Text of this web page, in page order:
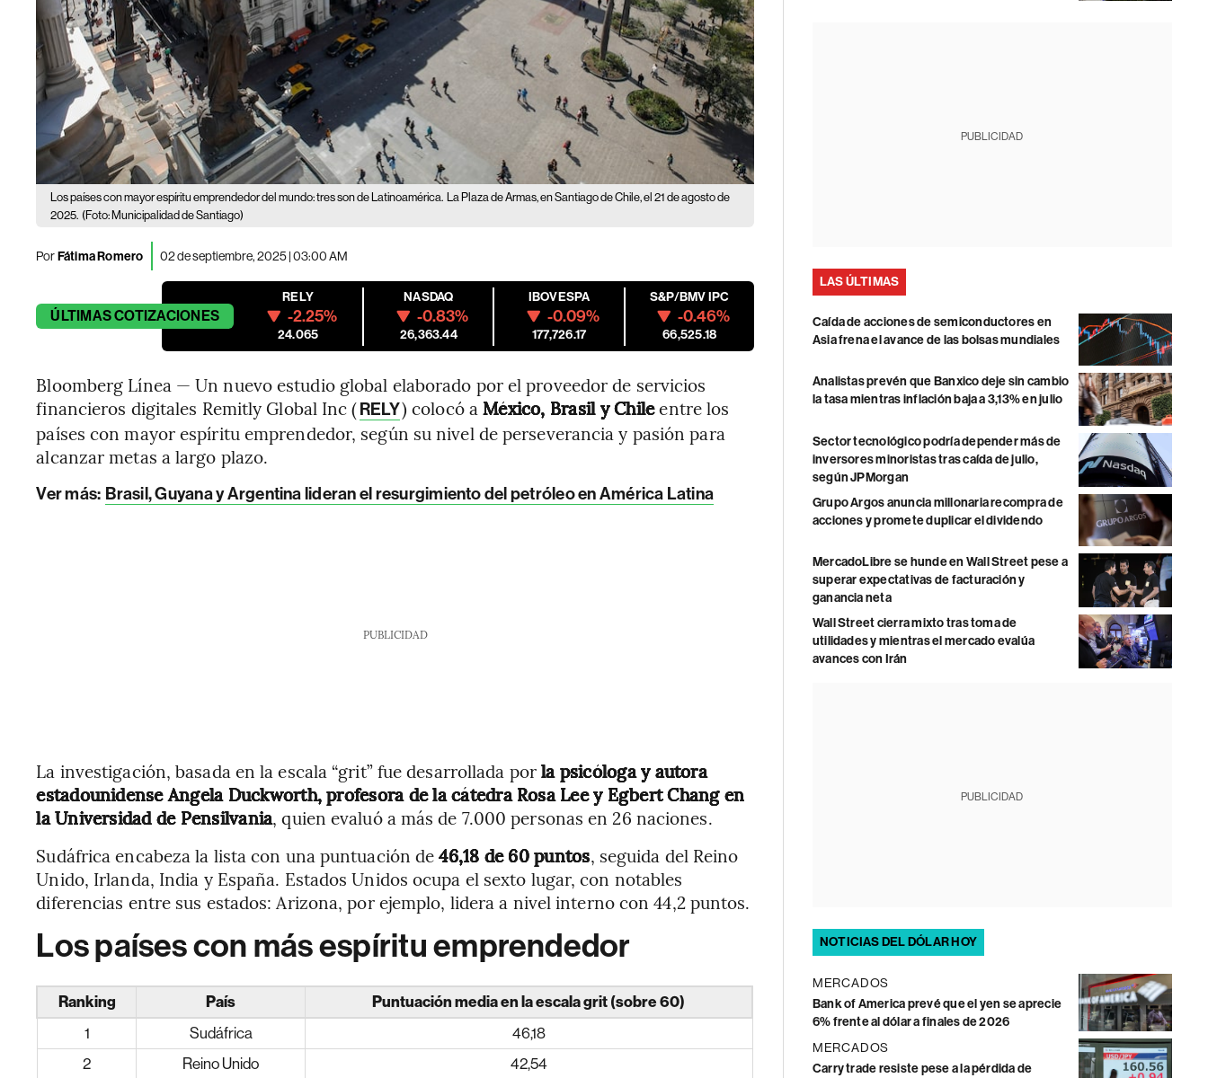
Los países con mayor espíritu emprendedor del mundo: tres son de Latinoamérica. La Plaza de Armas, en Santiago de Chile, el 21 de agosto de
2025. (Foto: Municipalidad de Santiago)
PorFátima Romero 02 de septiembre, 2025 | 03:00 AM
ÚLTIMASCOTIZACIONES
RELY
-2.25%
24.065
NASDAQ
-0.83%
26,363.44
IBOVESPA
-0.09%
177,726.17
S&P/BMV IPC
-0.46%
66,525.18
Bloomberg Línea — Un nuevo estudio global elaborado por el proveedor de servicios
financieros digitales Remitly Global Inc (RELY) colocó aMéxico, Brasil y Chileentre los
países con mayor espíritu emprendedor, según su nivel de perseverancia y pasión para
alcanzar metas a largo plazo.
Ver más: Brasil, Guyana y Argentina lideran el resurgimiento del petróleo en América Latina
PUBLICIDAD
La investigación, basada en la escala “grit” fue desarrollada porla psicóloga y autora
estadounidense Angela Duckworth, profesora de la cátedra Rosa Lee y Egbert Chang en
la Universidad de Pensilvania, quien evaluó a más de 7.000 personas en 26 naciones.
Sudáfrica encabeza la lista con una puntuación de46,18 de 60 puntos, seguida del Reino
Unido, Irlanda, India y España. Estados Unidos ocupa el sexto lugar, con notables
diferencias entre sus estados: Arizona, por ejemplo, lidera a nivel interno con 44,2 puntos.
Los países con más espíritu emprendedor
Ranking País
Puntuación media en la escala grit (sobre 60)
1
Sudáfrica
46,18
2
Reino Unido
42,54
PUBLICIDAD
LAS ÚLTIMAS
Caída de acciones de semiconductores en
Asia frena el avance de las bolsas mundiales
Analistas prevén que Banxico deje sin cambio
la tasa mientras inflación baja a 3,13% en julio
Sector tecnológico podría depender más de
inversores minoristas tras caída de julio,
según JPMorgan
Grupo Argos anuncia millonaria recompra de
acciones y promete duplicar el dividendo
MercadoLibre se hunde en Wall Street pese a
superar expectativas de facturación y
ganancia neta
Wall Street cierra mixto tras toma de
utilidades y mientras el mercado evalúa
avances con Irán
PUBLICIDAD
NOTICIAS DEL DÓLAR HOY
MERCADOS
Bank of America prevé que el yen se aprecie
6% frente al dólar a finales de 2026
MERCADOS
Carry trade resiste pese a la pérdida de